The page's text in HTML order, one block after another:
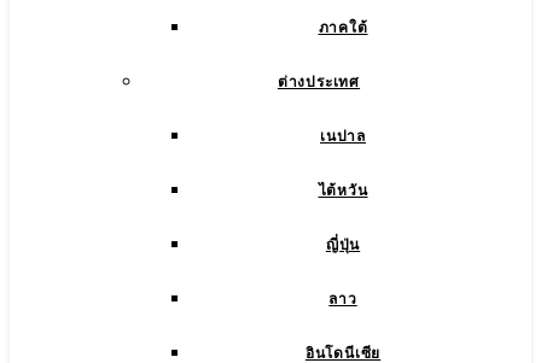
ภาคใต้
ต่างประเทศ
เนปาล
ไต้หวัน
ญี่ปุ่น
ลาว
อินโดนีเซีย